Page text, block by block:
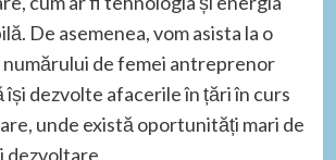
De asemenea, vom asista la o
de femei antreprenor
își dezvolte afacerile în țări în curs
unde există oportunități mari de